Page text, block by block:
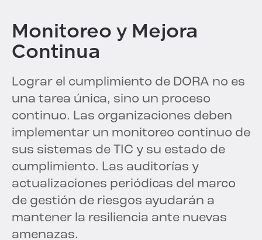
Monitoreo y Mejora
Continua
Lograr el cumplimiento de DORA no es
una tarea única, sino un proceso
continuo. Las organizaciones deben
implementar un monitoreo continuo de
sus sistemas de TIC y su estado de
cumplimiento. Las auditorías y
actualizaciones periódicas del marco
de gestión de riesgos ayudarán a
mantener la resiliencia ante nuevas
amenazas.